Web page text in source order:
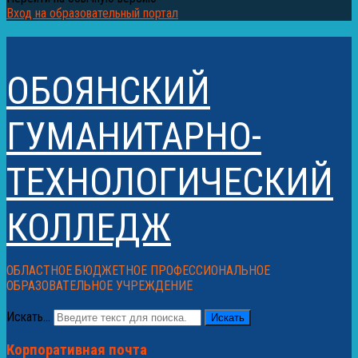
Вход на образовательный портал
ОБОЯНСКИЙ
ГУМАНИТАРНО-
ТЕХНОЛОГИЧЕСКИЙ
КОЛЛЕДЖ
ОБЛАСТНОЕ БЮДЖЕТНОЕ ПРОФЕССИОНАЛЬНОЕ
ОБРАЗОВАТЕЛЬНОЕ УЧРЕЖДЕНИЕ
Искать... Искать
Корпоративная почта